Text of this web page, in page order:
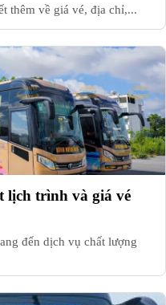
thêm về giá vé, địa chỉ,...
lịch trình và giá vé
đến dịch vụ chất lượng